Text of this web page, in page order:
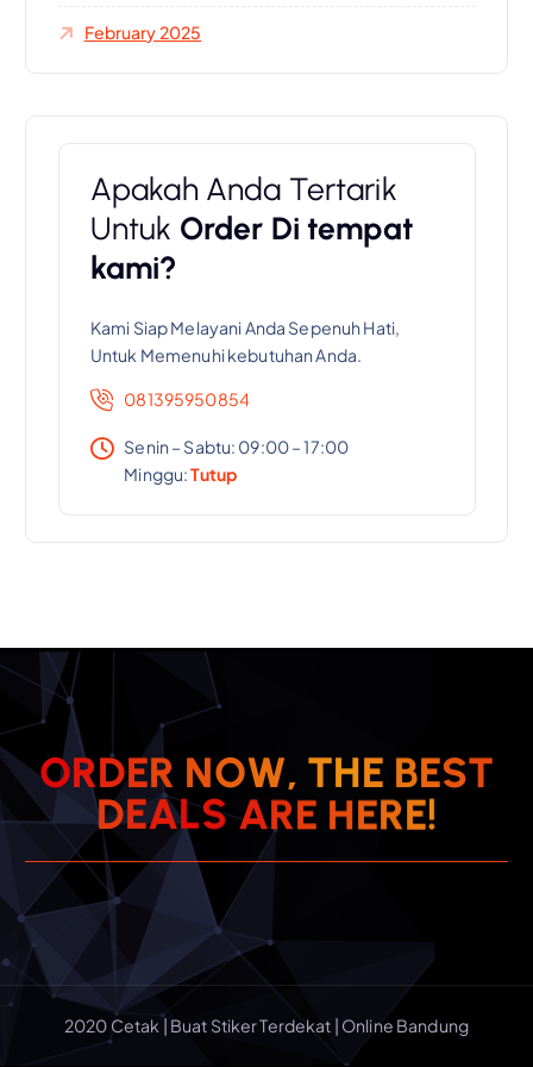
February 2025
Apakah Anda Tertarik
Untuk Order Di tempat
kami?
Kami Siap Melayani Anda Sepenuh Hati,
Untuk Memenuhi kebutuhan Anda.
081395950854
Senin – Sabtu: 09:00 – 17:00
Minggu:Tutup
ORDER NOW, THE BEST
DEALSARE HERE!
2020 Cetak | Buat Stiker Terdekat | Online Bandung